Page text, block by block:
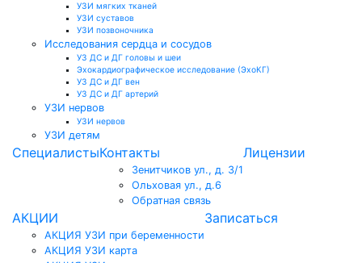
УЗИ мягких тканей
УЗИ суставов
УЗИ позвоночника
Исследования сердца и сосудов
УЗ ДС и ДГ головы и шеи
Эхокардиографическое исследование (ЭхоКГ)
УЗ ДС и ДГ вен
УЗ ДС и ДГ артерий
УЗИ нервов
УЗИ нервов
УЗИ детям
СпециалистыКонтакты
Зенитчиков ул., д. 3/1
Ольховая ул., д.6
Обратная связь
Лицензии
АКЦИИ
АКЦИЯ УЗИ при беременности
АКЦИЯ УЗИ карта
Записаться